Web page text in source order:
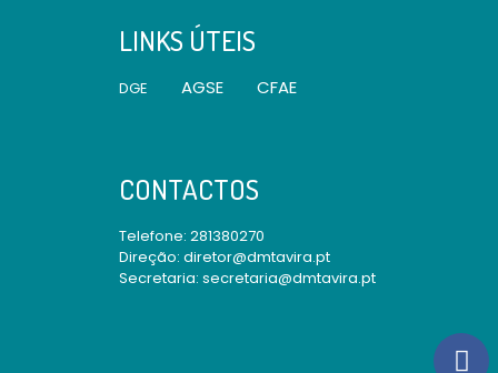
LINKS ÚTEIS
DGE AGSE CFAE
CONTACTOS
Telefone: 281380270
Direção: diretor@dmtavira.pt
Secretaria: secretaria@dmtavira.pt